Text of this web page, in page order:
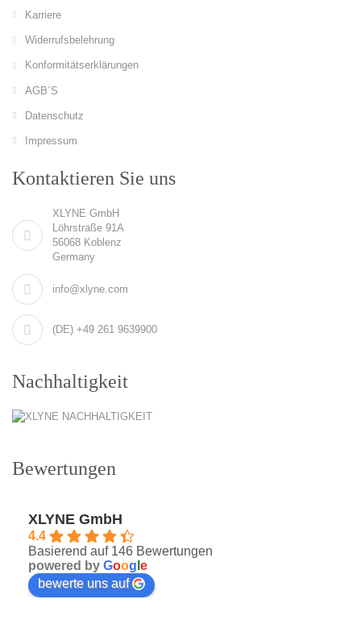
Karriere
Widerrufsbelehrung
Konformitätserklärungen
AGB´S
Datenschutz
Impressum
Kontaktieren Sie uns
XLYNE GmbH
Löhrstraße 91A
56068 Koblenz
Germany
info@xlyne.com
(DE) +49 261 9639900
Nachhaltigkeit
Bewertungen
XLYNE GmbH
4.4
Basierend auf 146 Bewertungen
powered by Goog e
bewerte uns auf